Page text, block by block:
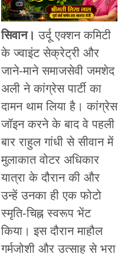
सिवान। उर्दू एक्शन कमिटी
के ज्वाइंट सेक्रेट्री और
जाने-माने समाजसेवी जमशेद
अली ने कांग्रेस पार्टी का
दामन थाम लिया है। कांग्रेस
जॉइन करने के बाद वे पहली
बार राहुल गांधी से सीवान में
मुलाकात वोटर अधिकार
यात्रा के दौरान की और
उन्हें उनका ही एक फोटो
स्मृति-चिह्न स्वरूप भेंट
किया। इस दौरान माहौल
गर्मजोशी और उत्साह से भरा